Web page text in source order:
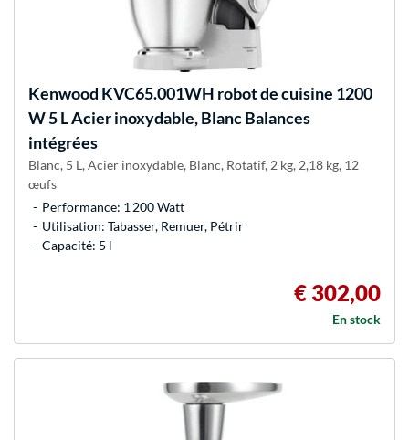
Kenwood KVC65.001WH robot de cuisine 1200
W 5 L Acier inoxydable, Blanc Balances
intégrées
Blanc, 5 L, Acier inoxydable, Blanc, Rotatif, 2 kg, 2,18 kg, 12
œufs
Performance: 1 200 Watt
Utilisation: Tabasser, Remuer, Pétrir
Capacité: 5 l
€ 302,00
En stock